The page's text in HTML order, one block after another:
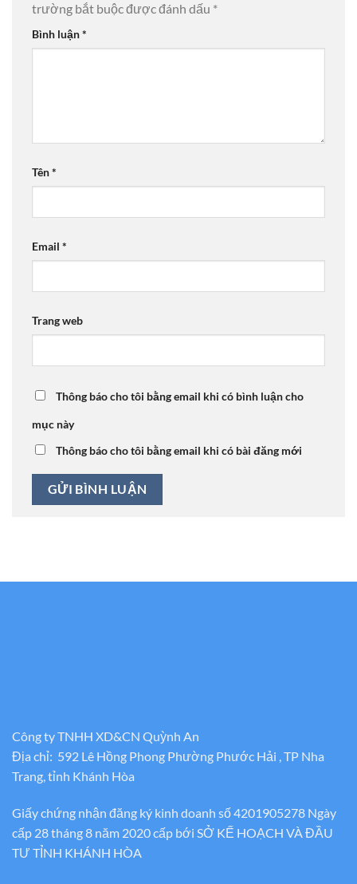
trường bắt buộc được đánh dấu *
Bình luận*
Tên*
Email *
Trang web
Thông báo cho tôi bằng email khi có bình luận cho
mục này
Thông báo cho tôi bằng email khi có bài đăng mới
Công ty TNHH XD&CN Quỳnh An
Địa chỉ: 592 Lê Hồng Phong Phường Phước Hải , TP Nha
Trang, tỉnh Khánh Hòa
Giấy chứng nhận đăng ký kinh doanh số 4201905278 Ngày
cấp 28 tháng 8 năm 2020 cấp bới SỞ KẾ HOẠCH VÀ ĐẦU
TƯ TỈNH KHÁNH HÒA